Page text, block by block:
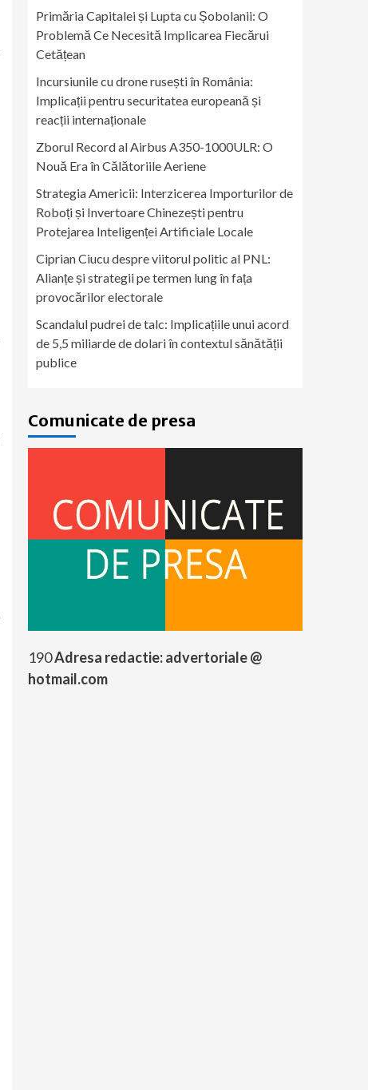
Primăria Capitalei și Lupta cu Șobolanii: O
Problemă Ce Necesită Implicarea Fiecărui
Cetățean
Incursiunile cu drone rusești în România:
Implicații pentru securitatea europeană și
reacții internaționale
Zborul Record al Airbus A350-1000ULR: O
Nouă Era în Călătoriile Aeriene
Strategia Americii: Interzicerea Importurilor de
Roboți și Invertoare Chinezești pentru
Protejarea Inteligenței Artificiale Locale
Ciprian Ciucu despre viitorul politic al PNL:
Alianțe și strategii pe termen lung în fața
provocărilor electorale
Scandalul pudrei de talc: Implicațiile unui acord
de 5,5 miliarde de dolari în contextul sănătății
publice
Comunicate de presa
190Adresa redactie: advertoriale @
hotmail.com